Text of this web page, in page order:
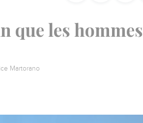
que les hommes
Martorano